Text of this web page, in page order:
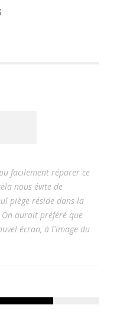
facilement réparer ce
nous évite de
piège réside dans la
aurait préféré que
écran, à l'image du